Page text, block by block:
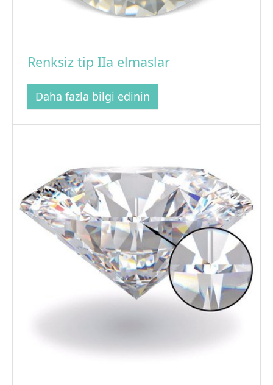
Renksiz tip IIa elmaslar
Daha fazla bilgi edinin